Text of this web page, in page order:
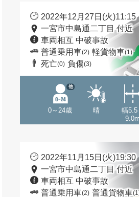
2022年12月27日(火)11:15
一宮市中島通二丁目 付近
車両相互 中破事故
普通乗用車(2) 軽貨物車(1)
死亡(0) 負傷(3)
0～24歳
他
晴
幅5.5
9.0m
2022年11月15日(火)19:30
一宮市中島通二丁目 付近
車両相互 中破事故
普通乗用車(2) 普通貨物車